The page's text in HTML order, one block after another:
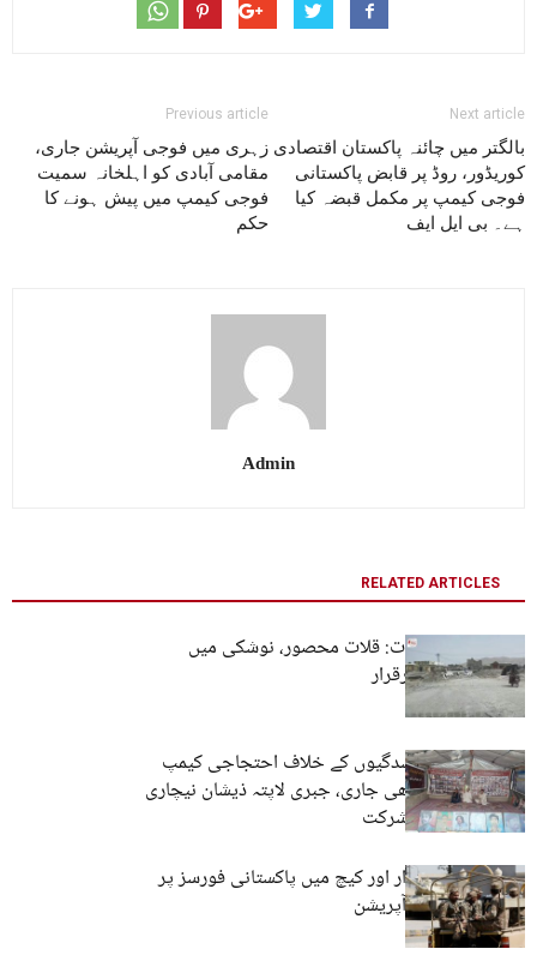
Previous article
زہری میں فوجی آپریشن جاری،
مقامی آبادی کو اہلخانہ سمیت
فوجی کیمپ میں پیش ہونے کا
حکم
Next article
بالگتر میں چائنہ پاکستان اقتصادی
کوریڈور، روڈ پر قابض پاکستانی
فوجی کیمپ پر مکمل قبضہ کیا
ہے۔ بی ایل ایف
Admin
RELATED ARTICLES
سیکیورٹی خدشات: قلات محصور، نوشکی میں
سخت پابندیاں برقرار
کوئٹہ: جبری گمشدگیوں کے خلاف احتجاجی کیمپ
6312ویں روز بھی جاری، جبری لاپتہ ذیشان نیچاری
کے اہلِ خانہ کی شرکت
بلوچستان: خضدار اور کیچ میں پاکستانی فورسز پر
حملے اور فوجی آپریشن